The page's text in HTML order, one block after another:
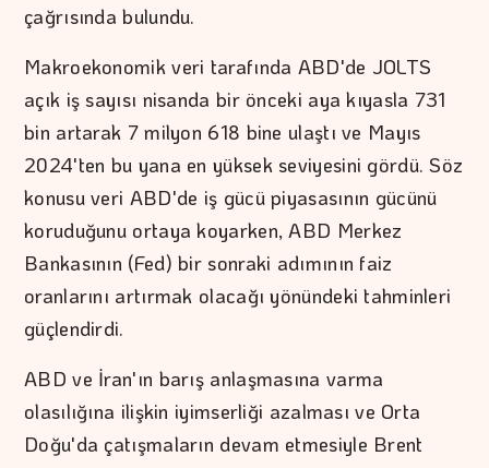
çağrısında bulundu.
Makroekonomik veri tarafında ABD'de JOLTS
açık iş sayısı nisanda bir önceki aya kıyasla 731
bin artarak 7 milyon 618 bine ulaştı ve Mayıs
2024'ten bu yana en yüksek seviyesini gördü. Söz
konusu veri ABD'de iş gücü piyasasının gücünü
koruduğunu ortaya koyarken, ABD Merkez
Bankasının (Fed) bir sonraki adımının faiz
oranlarını artırmak olacağı yönündeki tahminleri
güçlendirdi.
ABD ve İran'ın barış anlaşmasına varma
olasılığına ilişkin iyimserliği azalması ve Orta
Doğu'da çatışmaların devam etmesiyle Brent